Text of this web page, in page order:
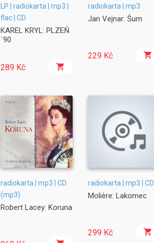
LP | radiokarta | mp3 |
flac | CD
KAREL KRYL: PLZEŇ
´90
289 Kč
radiokarta | mp3
Jan Vejnar: Šum
229 Kč
radiokarta | mp3 | CD
(mp3)
Robert Lacey: Koruna
radiokarta | mp3 | CD
Molière: Lakomec
299 Kč